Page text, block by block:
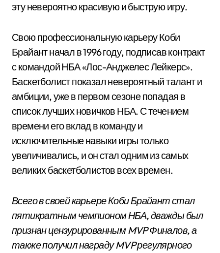
эту невероятно красивую и быструю игру.
Свою профессиональную карьеру Коби
Брайант начал в 1996 году, подписав контракт
с командой НБА «Лос-Анджелес Лейкерс».
Баскетболист показал невероятный талант и
амбиции, уже в первом сезоне попадая в
список лучших новичков НБА. С течением
времени его вклад в команду и
исключительные навыки игры только
увеличивались, и он стал одним из самых
великих баскетболистов всех времен.
Всего в своей карьере Коби Брайант стал
пятикратным чемпионом НБА, дважды был
признан цензурированным MVP Финалов, а
также получил награду MVP регулярного